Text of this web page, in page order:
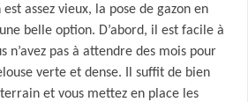
assez vieux, la pose de gazon en
belle option. D’abord, il est facile à
n’avez pas à attendre des mois pour
verte et dense. Il suffit de bien
et vous mettez en place les